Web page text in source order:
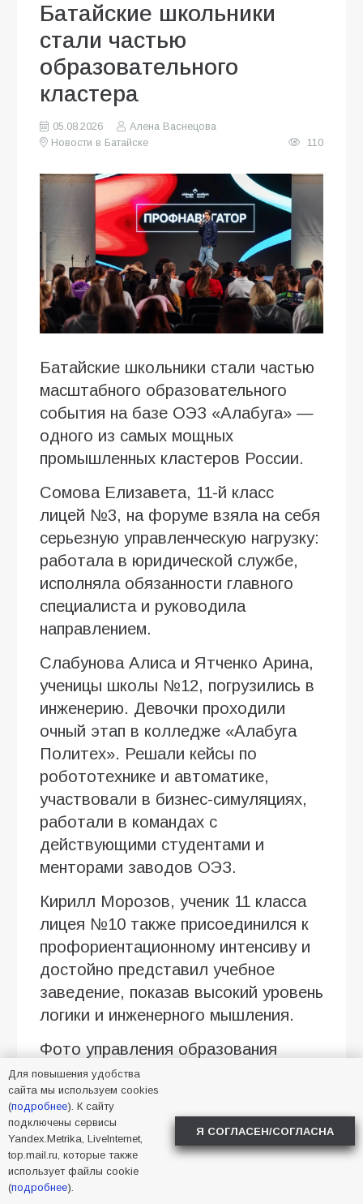
Батайские школьники
стали частью
образовательного
кластера
05.08.2026
Алена Васнецова
Новости в Батайске
110
Батайские школьники стали частью
масштабного образовательного
события на базе ОЭЗ «Алабуга» —
одного из самых мощных
промышленных кластеров России.
Сомова Елизавета, 11-й класс
лицей №3, на форуме взяла на себя
серьезную управленческую нагрузку:
работала в юридической службе,
исполняла обязанности главного
специалиста и руководила
направлением.
Слабунова Алиса и Ятченко Арина,
ученицы школы №12, погрузились в
инженерию. Девочки проходили
очный этап в колледже «Алабуга
Политех». Решали кейсы по
робототехнике и автоматике,
участвовали в бизнес-симуляциях,
работали в командах с
действующими студентами и
менторами заводов ОЭЗ.
Кирилл Морозов, ученик 11 класса
лицея №10 также присоединился к
профориентационному интенсиву и
достойно представил учебное
заведение, показав высокий уровень
логики и инженерного мышления.
Фото управления образования
2026, Батайск
образование
Для повышения удобства
сайта мы используем cookies
(подробнее). К сайту
подключены сервисы
Yandex.Metrika, LiveInternet,
top.mail.ru, которые также
использует файлы cookie
(подробнее).
Я СОГЛАСЕН/СОГЛАСНА